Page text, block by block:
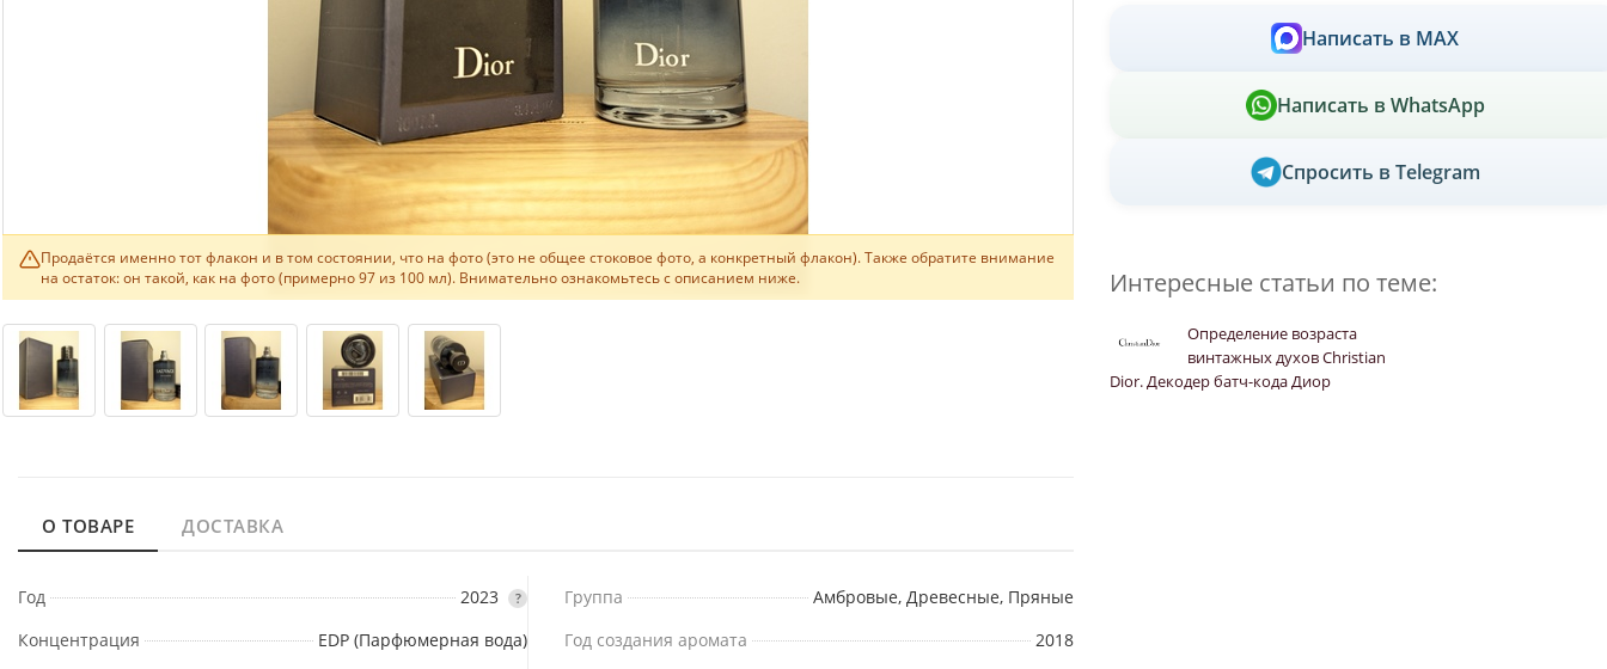
Продаётся именно тот флакон и в том состоянии, что на фото (это не общее стоковое фото, а конкретный флакон). Также обратите внимание
на остаток: он такой, как на фото (примерно 97 из 100 мл). Внимательно ознакомьтесь с описанием ниже.
О ТОВАРЕ ДОСТАВКА
Год 2023 ?
Концентрация
EDP (Парфюмерная вода)
Группа
Амбровые, Древесные, Пряные
Год создания аромата
2018
Написать в MAX
Написать в WhatsApp
Спросить в Telegram
Интересные статьи по теме:
Определение возраста
винтажных духов Christian
Dior. Декодер батч-кода Диор